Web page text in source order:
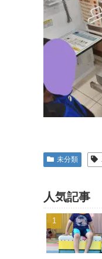
未分類
人気記事